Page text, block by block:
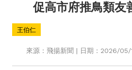
促高市府推鳥類友
王伯仁
來源：飛揚新聞 | 日期：2026/05/